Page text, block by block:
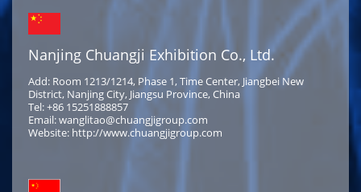
Nanjing Chuangji Exhibition Co., Ltd.
Add: Room 1213/1214, Phase 1, Time Center, Jiangbei New
District, Nanjing City, Jiangsu Province, China
Tel: +86 15251888857
Email: wanglitao@chuangjigroup.com
Website: http://www.chuangjigroup.com